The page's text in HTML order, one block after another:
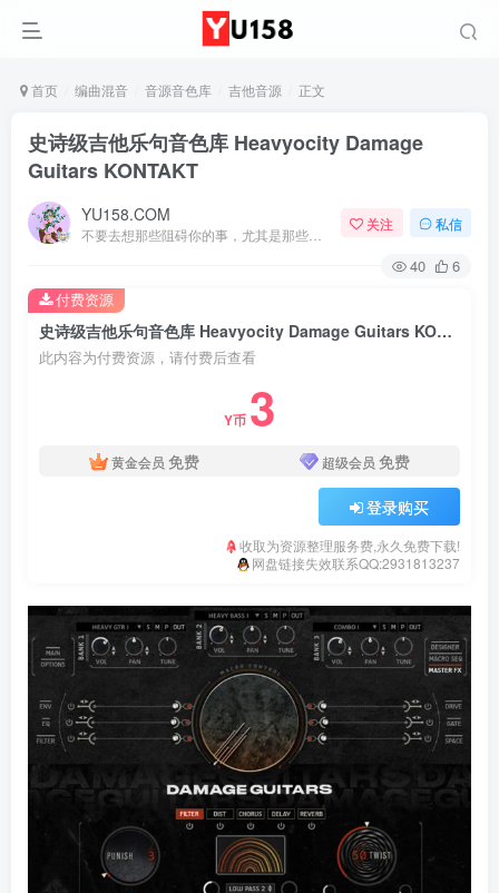
首页 编曲混音 音源音色库 吉他音源 正文
史诗级吉他乐句音色库 Heavyocity Damage
Guitars KONTAKT
YU158.COM 关注 私信
40 6
史诗级吉他乐句音色库 Heavyocity Damage Guitars KONTAKT
此内容为付费资源，请付费后查看
Y币 3
黄金会员 免费 超级会员 免费
登录购买
收取为资源整理服务费,永久免费下载!
网盘链接失效联系QQ:2931813237
付费资源